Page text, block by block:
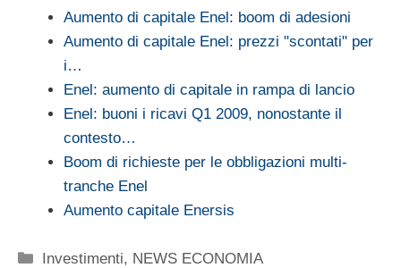
Aumento di capitale Enel: boom di adesioni
Aumento di capitale Enel: prezzi "scontati" per
i…
Enel: aumento di capitale in rampa di lancio
Enel: buoni i ricavi Q1 2009, nonostante il
contesto…
Boom di richieste per le obbligazioni multi-
tranche Enel
Aumento capitale Enersis
Categorie
Investimenti, NEWS ECONOMIA